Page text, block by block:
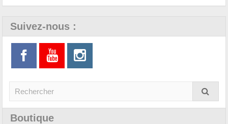
Suivez-nous :
Boutique